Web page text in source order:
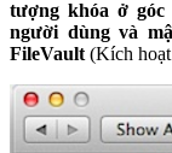
tượng khóa ở
người dùng và
FileVault (Kích